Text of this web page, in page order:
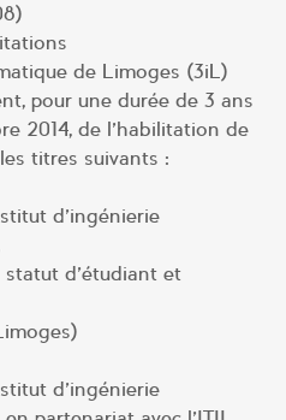
de Limoges (3iL)
pour une durée de 3 ans
2014, de l’habilitation de
titres suivants :
d’ingénierie
d’étudiant et
d’ingénierie